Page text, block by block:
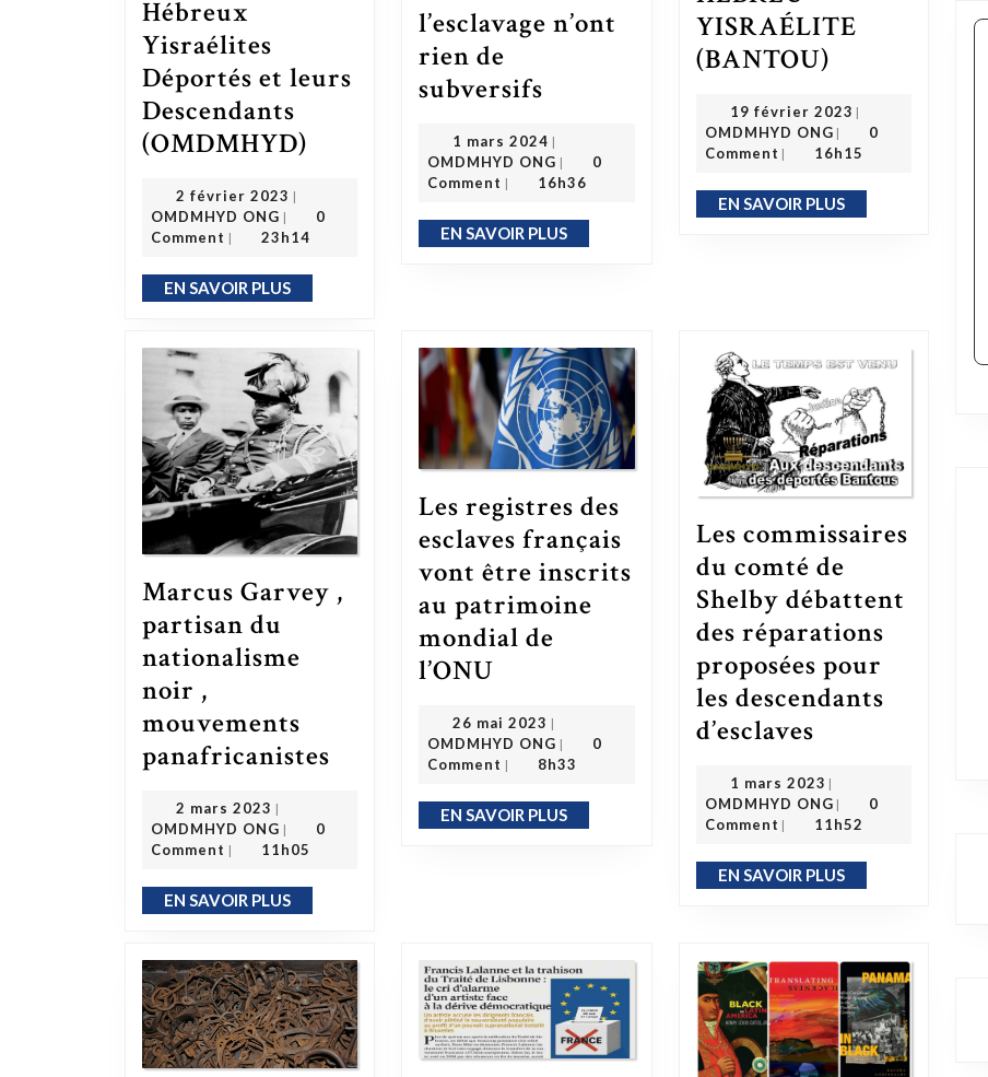
Hébreux
Yisraélites
Déportés et leurs
Descendants
(OMDMHYD) La mission de l’Organisation Mondiale de la Défense des Droits et Mémoires des Hébreux Yisraélites Déportés et leurs Descendants (OMDMHYD)
2 février 2023 2 février 2023
|
OMDMHYD ONG
OMDMHYD ONG
|
0
Comment | 23h14
EN SAVOIR PLUSEN SAVOIR PLUS
l’esclavage n’ont
rien de
subversifs
1 mars 2024 1 mars 2024
|
OMDMHYD ONG |
0
Comment | 16h36
EN SAVOIR PLUSEN SAVOIR PLUS
YISRAÉLITE
(BANTOU)LA LUTTE CONTRE L’ANTISÉMITISME ENVERS LE PEUPLE HÉBREU YISRAÉLITE (BANTOU)
19 février 2023 19 février 2023
|
OMDMHYD ONG
OMDMHYD ONG
|
0
Comment | 16h15
EN SAVOIR PLUSEN SAVOIR PLUS
Marcus Garvey ,
partisan du
nationalisme
noir ,
mouvements
panafricanistes Marcus Garvey , partisan du nationalisme noir , mouvements panafricanistes
2 mars 2023 2 mars 2023
|
OMDMHYD ONG |
0
Comment | 11h05
EN SAVOIR PLUSEN SAVOIR PLUS
Les registres des
esclaves français
vont être inscrits
au patrimoine
mondial de
l’ONU
26 mai 2023 26 mai 2023
|
OMDMHYD ONG |
0
Comment | 8h33
EN SAVOIR PLUSEN SAVOIR PLUS
Les commissaires
du comté de
Shelby débattent
des réparations
proposées pour
les descendants
d’esclavesLes commissaires du comté de Shelby débattent des réparations proposées pour les descendants d’esclaves
1 mars 2023 1 mars 2023
|
OMDMHYD ONG |
0
Comment | 11h52
EN SAVOIR PLUSEN SAVOIR PLUS